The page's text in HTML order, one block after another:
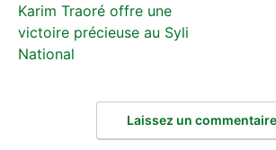
Karim Traoré offre une
victoire précieuse au Syli
National
Laissez un commentaire